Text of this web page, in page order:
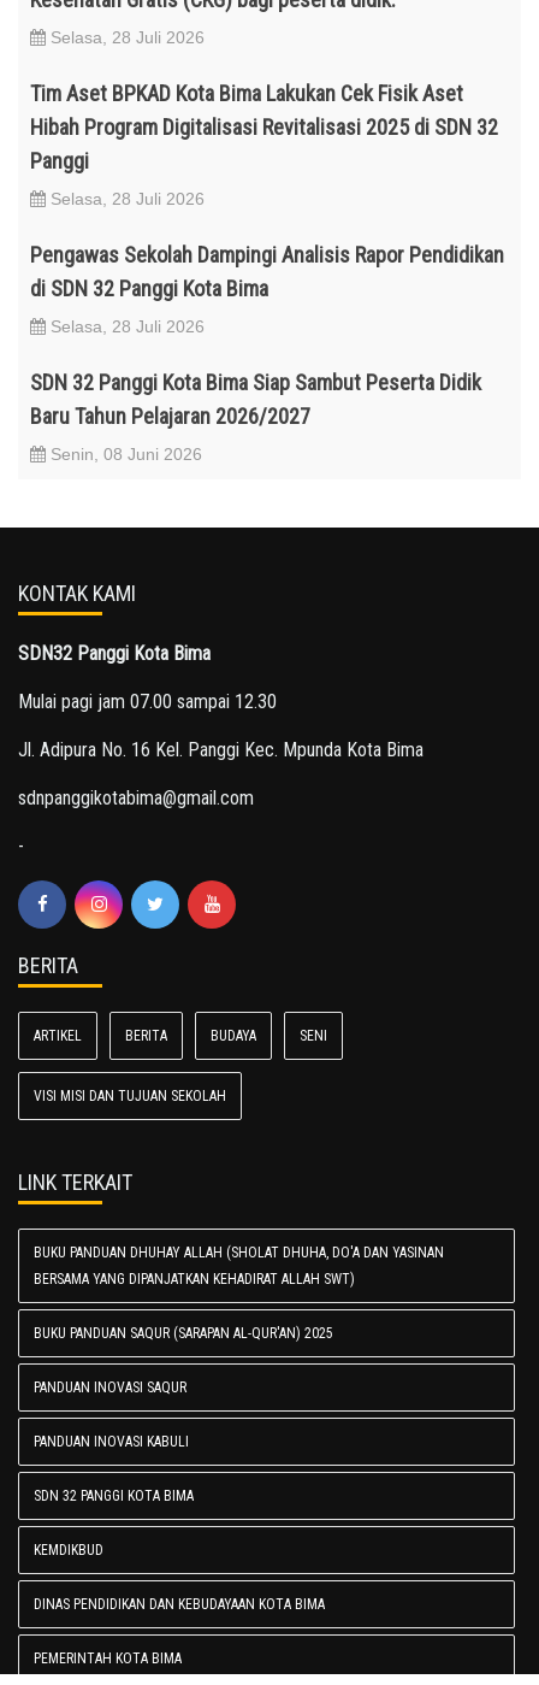
Selasa, 28 Juli 2026
Tim Aset BPKAD Kota Bima Lakukan Cek Fisik Aset
Hibah Program Digitalisasi Revitalisasi 2025 di SDN 32
Panggi
Selasa, 28 Juli 2026
Pengawas Sekolah Dampingi Analisis Rapor Pendidikan
di SDN 32 Panggi Kota Bima
Selasa, 28 Juli 2026
SDN 32 Panggi Kota Bima Siap Sambut Peserta Didik
Baru Tahun Pelajaran 2026/2027
Senin, 08 Juni 2026
KONTAK KAMI
SDN32 Panggi Kota Bima
Mulai pagi jam 07.00 sampai 12.30
Jl. Adipura No. 16 Kel. Panggi Kec. Mpunda Kota Bima
sdnpanggikotabima@gmail.com
-
BERITA
ARTIKEL BERITA BUDAYA SENI
VISI MISI DAN TUJUAN SEKOLAH
LINK TERKAIT
BUKU PANDUAN DHUHAY ALLAH (SHOLAT DHUHA, DO'A DAN YASINAN
BERSAMA YANG DIPANJATKAN KEHADIRAT ALLAH SWT)
BUKU PANDUAN SAQUR (SARAPAN AL-QUR'AN) 2025
PANDUAN INOVASI SAQUR
PANDUAN INOVASI KABULI
SDN 32 PANGGI KOTA BIMA
KEMDIKBUD
DINAS PENDIDIKAN DAN KEBUDAYAAN KOTA BIMA
PEMERINTAH KOTA BIMA